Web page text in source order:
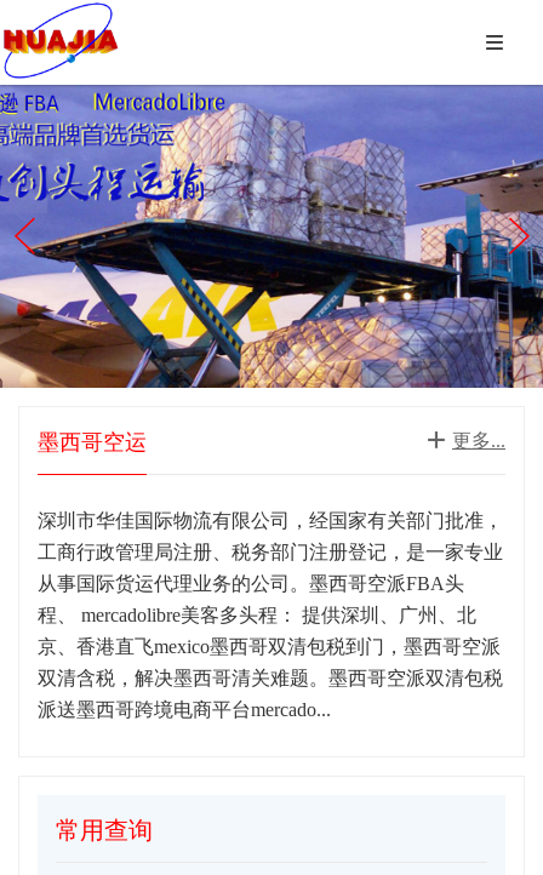

 
 更多...
墨西哥空运
深圳市华佳国际物流有限公司，经国家有关部门批准，
工商行政管理局注册、税务部门注册登记，是一家专业
从事国际货运代理业务的公司。墨西哥空派FBA头
程、 mercadolibre美客多头程： 提供深圳、广州、北
京、香港直飞mexico墨西哥双清包税到门，墨西哥空派
双清含税，解决墨西哥清关难题。墨西哥空派双清包税
派送墨西哥跨境电商平台mercado...
常用查询